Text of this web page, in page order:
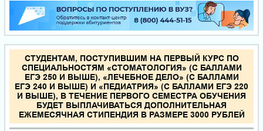
СТУДЕНТАМ, ПОСТУПИВШИМ НА ПЕРВЫЙ КУРС ПО
СПЕЦИАЛЬНОСТЯМ «СТОМАТОЛОГИЯ» (С БАЛЛАМИ
ЕГЭ 250 И ВЫШЕ), «ЛЕЧЕБНОЕ ДЕЛО» (С БАЛЛАМИ
ЕГЭ 240 И ВЫШЕ) И «ПЕДИАТРИЯ» (С БАЛЛАМИ ЕГЭ 220
И ВЫШЕ), В ТЕЧЕНИЕ ПЕРВОГО СЕМЕСТРА ОБУЧЕНИЯ
БУДЕТ ВЫПЛАЧИВАТЬСЯ ДОПОЛНИТЕЛЬНАЯ
ЕЖЕМЕСЯЧНАЯ СТИПЕНДИЯ В РАЗМЕРЕ 3000 РУБЛЕЙ